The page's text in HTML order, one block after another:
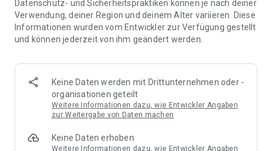
Einkauf gemeinsam.
🍳 Zutaten direkt aus Rezepten übernehmen: Importiere
Zutaten von Rezept-Webseiten und verwandle sie
🚀 DEINE VORTEILE IM ALLTAG
* Nie wieder doppelte Einkäufe
* Kein Chaos mehr beim Einkaufen
* Bessere Abstimmung mit Familie & Freunden
* Perfekt für die Essensplanung
Datenschutz- und Sicherheitspraktiken können je nach deiner
Verwendung, deiner Region und deinem Alter variieren. Diese
Informationen wurden vom Entwickler zur Verfügung gestellt
und können jederzeit von ihm geändert werden.
Keine Daten werden mit Drittunternehmen oder -
organisationen geteilt
Weitere Informationen dazu, wie Entwickler Angaben
zur Weitergabe von Daten machen
Keine Daten erhoben
Weitere Informationen dazu, wie Entwickler Angaben